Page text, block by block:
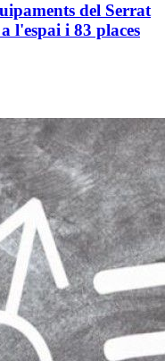
del Serrat
l'espai i 83 places